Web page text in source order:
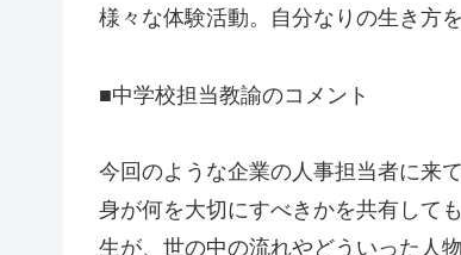
様々な体験活動。自分なりの生き方
■中学校担当教諭のコメント
今回のような企業の人事担当者に来
身が何を大切にすべきかを共有して
生が、世の中の流れやどういった人